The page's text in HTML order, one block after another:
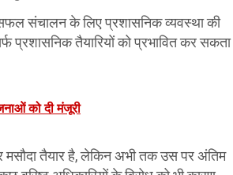
संचालन के लिए प्रशासनिक व्यवस्था की
प्रशासनिक तैयारियों को प्रभावित कर सकता
को दी मंजूरी
मसौदा तैयार है, लेकिन अभी तक उस पर अंतिम